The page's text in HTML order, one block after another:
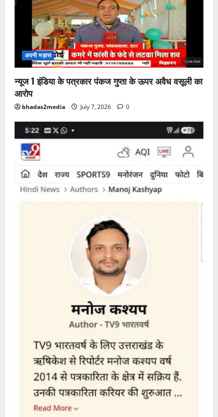
अपनी भड़ास
न्यूज 1 इंडिया के पत्रकार पंकज गुप्ता के ऊपर अवैध वसूली का
आरोप
bhadas2media July 7, 2026 0